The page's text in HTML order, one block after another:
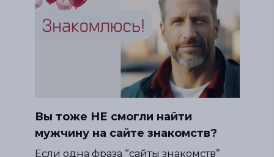
Вы тоже НЕ смогли найти
мужчину на сайте знакомств?
Если одна фраза “сайты знакомств”